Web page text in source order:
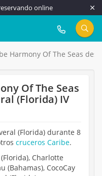
online
917 815 555
Harmony Of The Seas
Of The Seas
(Florida) IV
(Florida) durante 8
cruceros Caribe.
Charlotte
(Bahamas), CocoCay